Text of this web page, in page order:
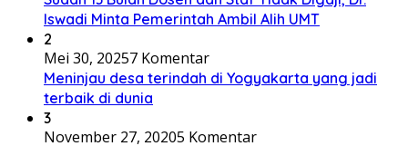
Iswadi Minta Pemerintah Ambil Alih UMT
2
Mei 30, 20257 Komentar
Meninjau desa terindah di Yogyakarta yang jadi
terbaik di dunia
3
November 27, 20205 Komentar